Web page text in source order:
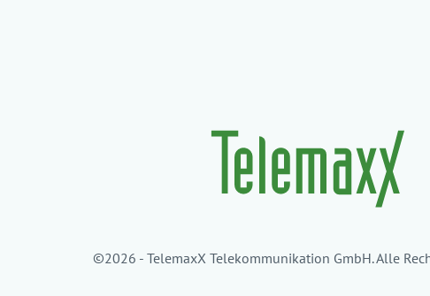
©2026 - TelemaxX Telekommunikation GmbH. Alle